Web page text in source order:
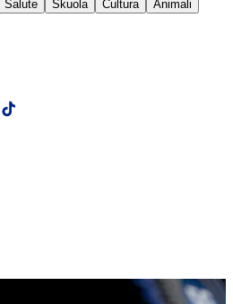
Salute Skuola Cultura
Animali